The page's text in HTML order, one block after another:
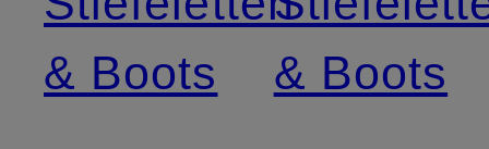
& Boots
& Boots